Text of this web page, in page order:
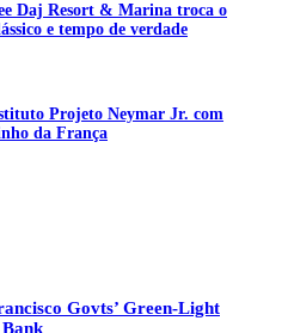
Daj Resort & Marina troca o
e tempo de verdade
Projeto Neymar Jr. com
da França
Govts’ Green-Light